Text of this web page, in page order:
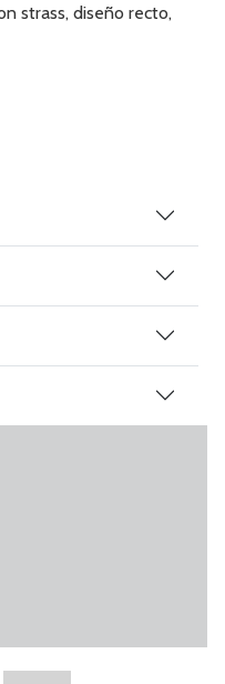
strass, diseño recto,